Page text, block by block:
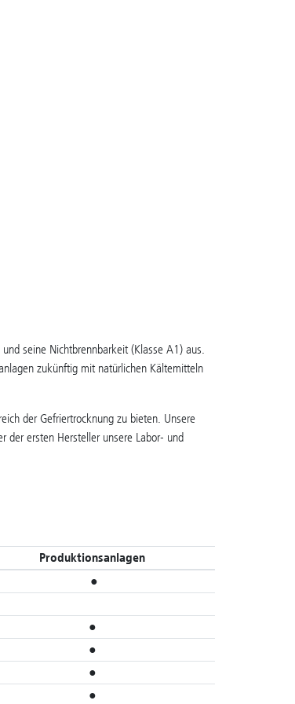
seine Nichtbrennbarkeit (Klasse A1) aus.
zukünftig mit natürlichen Kältemitteln
der Gefriertrocknung zu bieten. Unsere
der ersten Hersteller unsere Labor- und
Produktionsanlagen
●
●
●
●
●